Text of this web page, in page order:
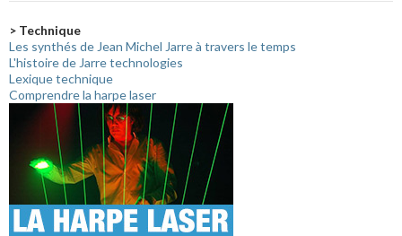
> Technique
Les synthés de Jean Michel Jarre à travers le temps
L'histoire de Jarre technologies
Lexique technique
Comprendre la harpe laser